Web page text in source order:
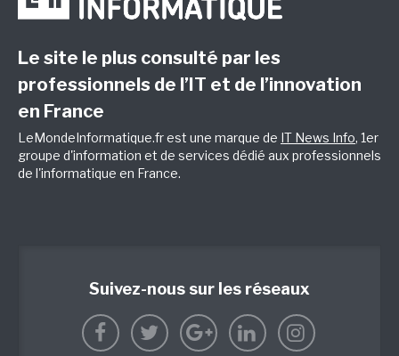
Le site le plus consulté par les
professionnels de l’IT et de l’innovation
en France
LeMondeInformatique.fr est une marque de IT News Info, 1er
groupe d'information et de services dédié aux professionnels
de l'informatique en France.
Suivez-nous sur les réseaux